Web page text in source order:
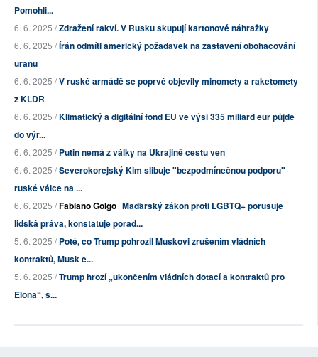
Pomohli...
6. 6. 2025 /Zdražení rakví. V Rusku skupují kartonové náhražky
6. 6. 2025 /Írán odmítl americký požadavek na zastavení obohacování
uranu
6. 6. 2025 /V ruské armádě se poprvé objevily minomety a raketomety
z KLDR
6. 6. 2025 /Klimatický a digitální fond EU ve výši 335 miliard eur půjde
do výr...
6. 6. 2025 /Putin nemá z války na Ukrajině cestu ven
6. 6. 2025 /Severokorejský Kim slibuje "bezpodmínečnou podporu"
ruské válce na ...
6. 6. 2025 /Fabiano Golgo Maďarský zákon proti LGBTQ+ porušuje
lidská práva, konstatuje porad...
5. 6. 2025 /Poté, co Trump pohrozil Muskovi zrušením vládních
kontraktů, Musk e...
5. 6. 2025 /Trump hrozí „ukončením vládních dotací a kontraktů pro
Elona“, s...